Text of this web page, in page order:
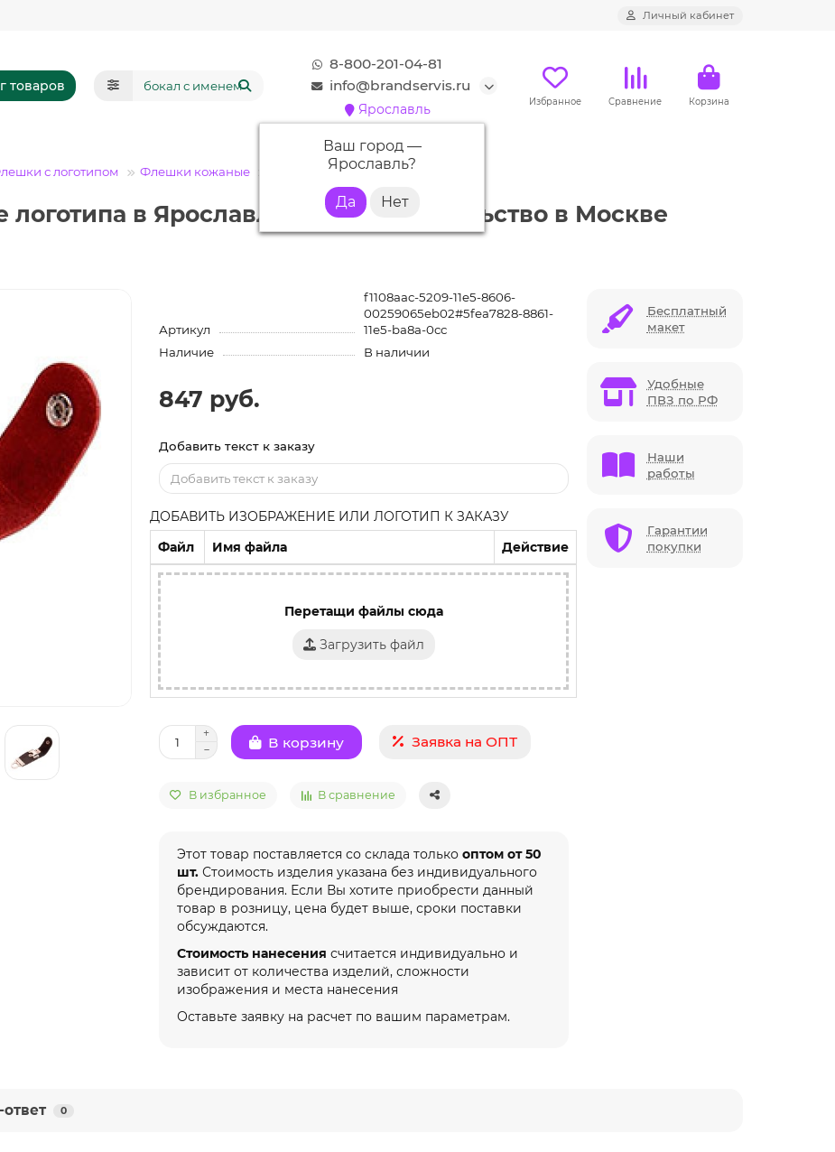
Личный кабинет
товаров
8-800-201-04-81
info@brandservis.ru
Ярославль
Ваш город —
Ярославль?
Избранное Сравнение Корзина
с логотипом Флешки кожаные Флешка KJ007 (красный) 16 гб
в Ярославле | Представительство в Москве
Артикул
f1108aac-5209-11e5-8606-
00259065eb02#5fea7828-8861-
11e5-ba8a-0cc
Наличие
В наличии
847 руб.
Добавить текст к заказу
ДОБАВИТЬ ИЗОБРАЖЕНИЕ ИЛИ ЛОГОТИП К ЗАКАЗУ
Файл
Имя файла Действие
Перетащи файлы сюда
Загрузить файл
В корзину Заявка на ОПТ
В избранное В сравнение
Этот товар поставляется со склада толькооптом от 50
шт. Стоимость изделия указана без индивидуального
брендирования. Если Вы хотите приобрести данный
товар в розницу, цена будет выше, сроки поставки
обсуждаются.
Стоимость нанесения считается индивидуально и
зависит от количества изделий, сложности
изображения и места нанесения
Оставьте заявку на расчет по вашим параметрам.
Бесплатный
макет
Удобные
ПВЗ по РФ
Наши
работы
Гарантии
покупки
0